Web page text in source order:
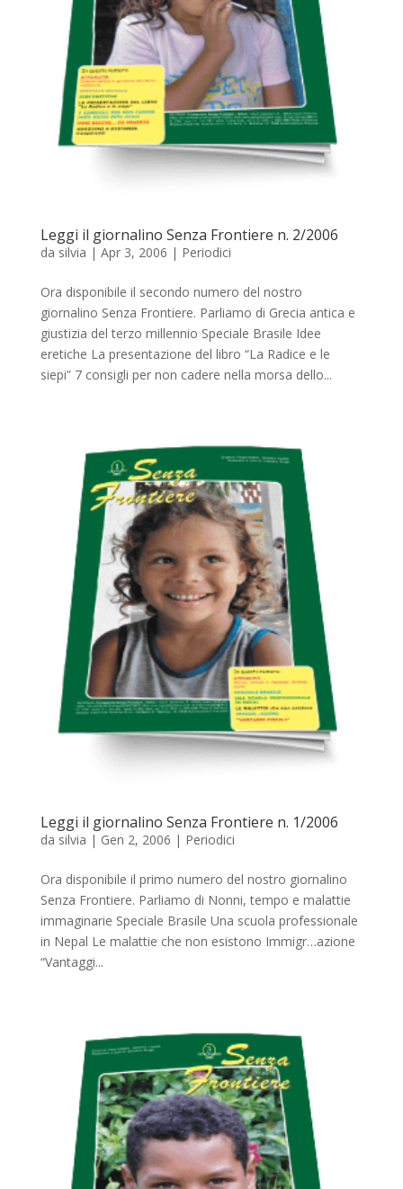
Leggi il giornalino Senza Frontiere n. 2/2006
da silvia | Apr 3, 2006 | Periodici
Ora disponibile il secondo numero del nostro
giornalino Senza Frontiere. Parliamo di Grecia antica e
giustizia del terzo millennio Speciale Brasile Idee
eretiche La presentazione del libro “La Radice e le
siepi” 7 consigli per non cadere nella morsa dello...
Leggi il giornalino Senza Frontiere n. 1/2006
da silvia | Gen 2, 2006 | Periodici
Ora disponibile il primo numero del nostro giornalino
Senza Frontiere. Parliamo di Nonni, tempo e malattie
immaginarie Speciale Brasile Una scuola professionale
in Nepal Le malattie che non esistono Immigr…azione
“Vantaggi...